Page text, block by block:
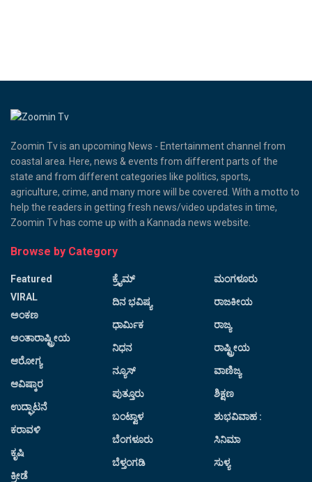
Zoomin Tv is an upcoming News - Entertainment channel from
coastal area. Here, news & events from different parts of the
state and from different categories like politics, sports,
agriculture, crime, and many more will be covered. With a motto to
help the readers in getting fresh news/video updates in time,
Zoomin Tv has come up with a Kannada news website.
Browse by Category
Featured
VIRAL
ಅಂಕಣ
ಅಂತಾರಾಷ್ಟ್ರೀಯ
ಆರೋಗ್ಯ
ಆವಿಷ್ಕಾರ
ಉದ್ಘಾಟನೆ
ಕರಾವಳಿ
ಕೃಷಿ
ಕ್ರೀಡೆ
ಕ್ರೈಮ್
ದಿನ ಭವಿಷ್ಯ
ಧಾರ್ಮಿಕ
ನಿಧನ
ನ್ಯೂಸ್
ಪುತ್ತೂರು
ಬಂಟ್ವಾಳ
ಬೆಂಗಳೂರು
ಬೆಳ್ತಂಗಡಿ
ಮಂಗಳೂರು
ರಾಜಕೀಯ
ರಾಜ್ಯ
ರಾಷ್ಟ್ರೀಯ
ವಾಣಿಜ್ಯ
ಶಿಕ್ಷಣ
ಶುಭವಿವಾಹ :
ಸಿನಿಮಾ
ಸುಳ್ಯ